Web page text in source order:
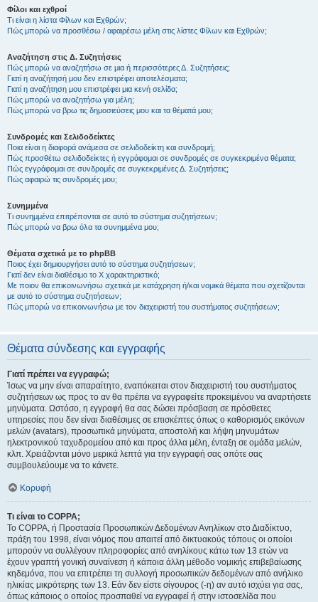
Φίλοι και εχθροί
Τι είναι η λίστα Φίλων και Εχθρών;
Πώς μπορώ να προσθέσω / αφαιρέσω μέλη στις λίστες Φίλων και Εχθρών;
Αναζήτηση στις Δ. Συζητήσεις
Πώς μπορώ να αναζητήσω σε μια ή περισσότερες Δ. Συζητήσεις;
Γιατί η αναζήτησή μου δεν επιστρέφει αποτελέσματα;
Γιατί η αναζήτηση μου επιστρέφει μια κενή σελίδα;
Πώς μπορώ να αναζητήσω για μέλη;
Πώς μπορώ να βρω τις δημοσιεύσεις μου και τα θέματά μου;
Συνδρομές και Σελιδοδείκτες
Ποια είναι η διαφορά ανάμεσα σε σελιδοδείκτη και συνδρομή;
Πώς προσθέτω σελιδοδείκτες ή εγγράφομαι σε συνδρομές σε συγκεκριμένα θέματα;
Πώς εγγράφομαι σε συνδρομές σε συγκεκριμένες Δ. Συζητήσεις;
Πώς αφαιρώ τις συνδρομές μου;
Συνημμένα
Τι συνημμένα επιτρέπονται σε αυτό το σύστημα συζητήσεων;
Πώς μπορώ να βρω όλα τα συνημμένα μου;
Θέματα σχετικά με το phpBB
Ποιος έχει δημιουργήσει αυτό το σύστημα συζητήσεων;
Γιατί δεν είναι διαθέσιμο το Χ χαρακτηριστικό;
Με ποιον θα επικοινωνήσω σχετικά με κατάχρηση ή/και νομικά θέματα που σχετίζονται
με αυτό το σύστημα συζητήσεων;
Πώς μπορώ να επικοινωνήσω με τον διαχειριστή του συστήματος συζητήσεων;
Θέματα σύνδεσης και εγγραφής
Γιατί πρέπει να εγγραφώ;
Ίσως να μην είναι απαραίτητο, εναπόκειται στον διαχειριστή του συστήματος
συζητήσεων ως προς το αν θα πρέπει να εγγραφείτε προκειμένου να αναρτήσετε
μηνύματα. Ωστόσο, η εγγραφή θα σας δώσει πρόσβαση σε πρόσθετες
υπηρεσίες που δεν είναι διαθέσιμες σε επισκέπτες όπως ο καθορισμός εικόνων
μελών (avatars), προσωπικά μηνύματα, αποστολή και λήψη μηνυμάτων
ηλεκτρονικού ταχυδρομείου από και προς άλλα μέλη, ένταξη σε ομάδα μελών,
κλπ. Χρειάζονται μόνο μερικά λεπτά για την εγγραφή σας οπότε σας
συμβουλεύουμε να το κάνετε.
Κορυφή
Τι είναι το COPPA;
Το COPPA, ή Προστασία Προσωπικών Δεδομένων Ανηλίκων στο Διαδίκτυο,
πράξη του 1998, είναι νόμος που απαιτεί από δικτυακούς τόπους οι οποίοι
μπορούν να συλλέγουν πληροφορίες από ανηλίκους κάτω των 13 ετών να
έχουν γραπτή γονική συναίνεση ή κάποια άλλη μέθοδο νομικής επιβεβαίωσης
κηδεμόνα, που να επιτρέπει τη συλλογή προσωπικών δεδομένων από ανήλικο
ηλικίας μικρότερης των 13. Εάν δεν είστε σίγουρος (-η) αν αυτό ισχύει για σας,
όπως κάποιος ο οποίος προσπαθεί να εγγραφεί ή στην ιστοσελίδα που